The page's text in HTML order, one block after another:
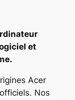
et
Acer
Nos